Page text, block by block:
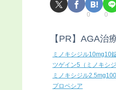
0 0
【PR】AGA治
ミノキシジル10mg10
ツゲイン5（ミノキシジ
ミノキシジル
プロペシア